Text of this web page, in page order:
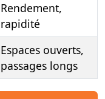
Rendement,
rapidité
Espaces ouverts,
passages longs